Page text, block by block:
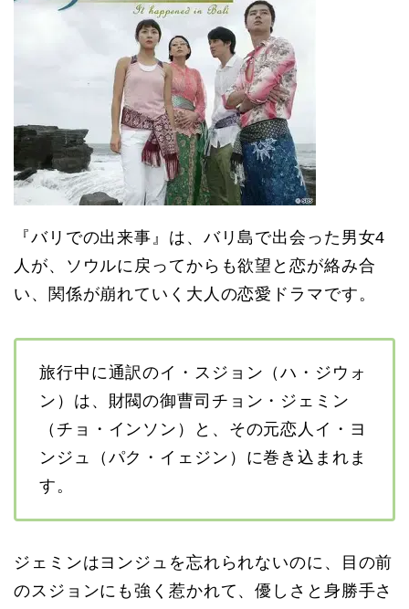
『バリでの出来事』は、バリ島で出会った男女4
人が、ソウルに戻ってからも欲望と恋が絡み合
い、関係が崩れていく大人の恋愛ドラマです。
旅行中に通訳のイ・スジョン（ハ・ジウォ
ン）は、財閥の御曹司チョン・ジェミン
（チョ・インソン）と、その元恋人イ・ヨ
ンジュ（パク・イェジン）に巻き込まれま
す。
ジェミンはヨンジュを忘れられないのに、目の前
のスジョンにも強く惹かれて、優しさと身勝手さ